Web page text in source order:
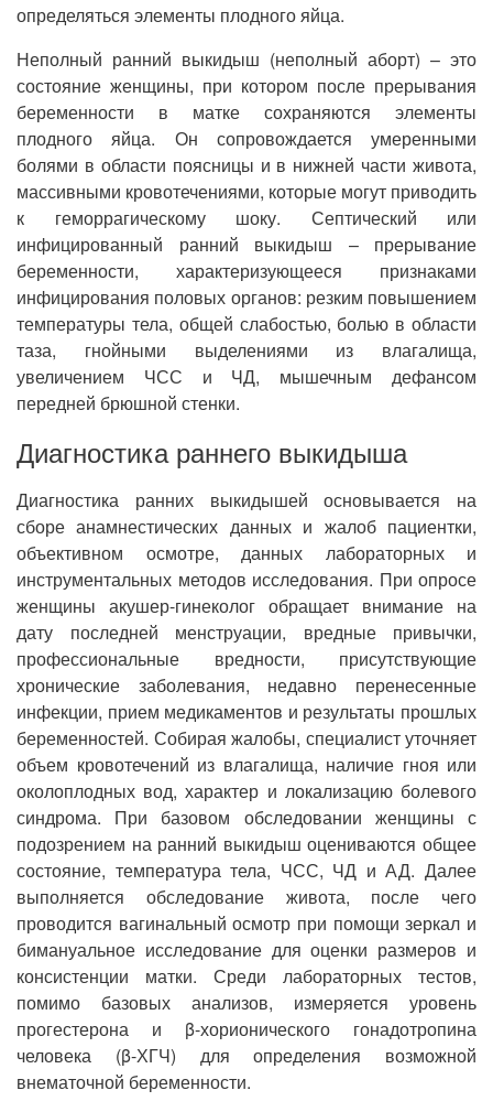
определяться элементы плодного яйца.
Неполный ранний выкидыш (неполный аборт) – это
состояние женщины, при котором после прерывания
беременности в матке сохраняются элементы
плодного яйца. Он сопровождается умеренными
болями в области поясницы и в нижней части живота,
массивными кровотечениями, которые могут приводить
к геморрагическому шоку. Септический или
инфицированный ранний выкидыш – прерывание
беременности, характеризующееся признаками
инфицирования половых органов: резким повышением
температуры тела, общей слабостью, болью в области
таза, гнойными выделениями из влагалища,
увеличением ЧСС и ЧД, мышечным дефансом
передней брюшной стенки.
Диагностика раннего выкидыша
Диагностика ранних выкидышей основывается на
сборе анамнестических данных и жалоб пациентки,
объективном осмотре, данных лабораторных и
инструментальных методов исследования. При опросе
женщины акушер-гинеколог обращает внимание на
дату последней менструации, вредные привычки,
профессиональные вредности, присутствующие
хронические заболевания, недавно перенесенные
инфекции, прием медикаментов и результаты прошлых
беременностей. Собирая жалобы, специалист уточняет
объем кровотечений из влагалища, наличие гноя или
околоплодных вод, характер и локализацию болевого
синдрома. При базовом обследовании женщины с
подозрением на ранний выкидыш оцениваются общее
состояние, температура тела, ЧСС, ЧД и АД. Далее
выполняется обследование живота, после чего
проводится вагинальный осмотр при помощи зеркал и
бимануальное исследование для оценки размеров и
консистенции матки. Среди лабораторных тестов,
помимо базовых анализов, измеряется уровень
прогестерона и β-хорионического гонадотропина
человека (β-ХГЧ) для определения возможной
внематочной беременности.